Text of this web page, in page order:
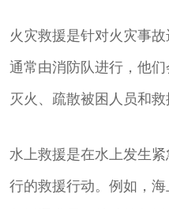
火灾救援是针对火灾事
通常由消防队进行，他
灭火、疏散被困人员和救
水上救援是在水上发生
行的救援行动。例如，